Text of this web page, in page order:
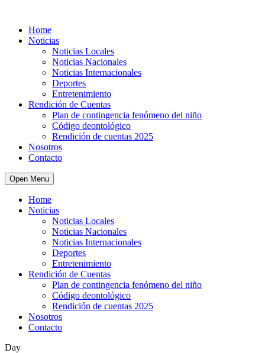
Home
Noticias
Noticias Locales
Noticias Nacionales
Noticias Internacionales
Deportes
Entretenimiento
Rendición de Cuentas
Plan de contingencia fenómeno del niño
Código deontológico
Rendición de cuentas 2025
Nosotros
Contacto
Open Menu
Home
Noticias
Noticias Locales
Noticias Nacionales
Noticias Internacionales
Deportes
Entretenimiento
Rendición de Cuentas
Plan de contingencia fenómeno del niño
Código deontológico
Rendición de cuentas 2025
Nosotros
Contacto
Day